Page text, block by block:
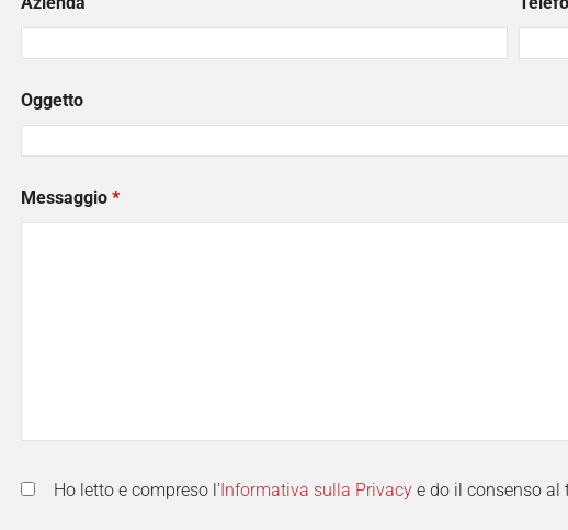
Oggetto
Messaggio *
Ho letto e compreso l' Informativa sulla Privacy e do il consenso al